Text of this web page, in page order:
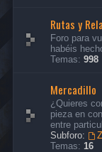
Rutas y
Foro para
habéis
Temas: 998
Mercadillo
¿Quieres
pieza en
entre
Subforo:
Temas: 16